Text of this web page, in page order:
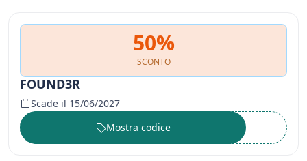
50%
SCONTO
FOUND3R
Scade il 15/06/2027
••••••
Mostra codice